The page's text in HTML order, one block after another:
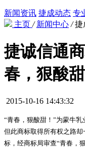
新闻资讯 捷成动态 专
主页 / 新闻中心 / 捷
捷诚信通
春，狠酸
2015-10-16 14:43:32
“青春，狠酸甜！”为蒙牛乳
但此商标取得所有权之路
标，经商标局审查“青春，